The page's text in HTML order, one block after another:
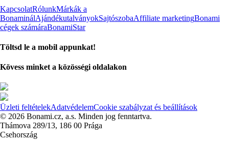
KapcsolatRólunkMárkák a
BonaminálAjándékutalványokSajtószobaAffiliate marketingBonami
cégek számáraBonamiStar
Töltsd le a mobil appunkat!
Kövess minket a közösségi oldalakon
Üzleti feltételekAdatvédelemCookie szabályzat és beállítások
© 2026 Bonami.cz, a.s. Minden jog fenntartva.
Thámova 289/13, 186 00 Prága
Csehország